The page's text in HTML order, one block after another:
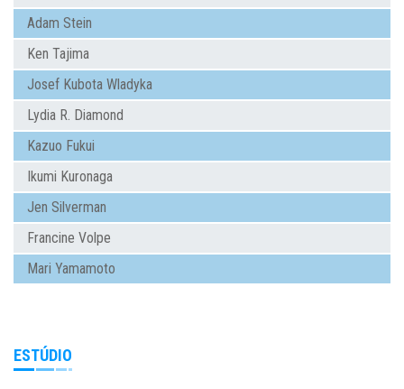
Adam Stein
Ken Tajima
Josef Kubota Wladyka
Lydia R. Diamond
Kazuo Fukui
Ikumi Kuronaga
Jen Silverman
Francine Volpe
Mari Yamamoto
ESTÚDIO